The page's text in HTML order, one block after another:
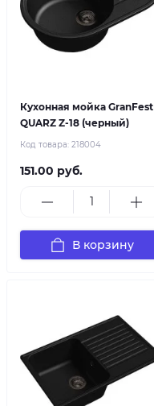
Кухонная мойка GranFest
QUARZ Z-18 (черный)
Код товара: 218004
151.00 руб.
В корзину